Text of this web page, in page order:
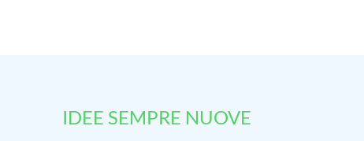
Chi lo utilizzaIDEE SEMPRE NUOVE